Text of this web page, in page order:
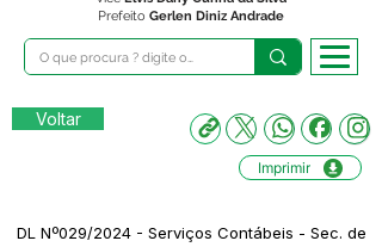
Prefeito Gerlen Diniz Andrade
Voltar
Imprimir
DL Nº029/2024 - Serviços Contábeis - Sec. de